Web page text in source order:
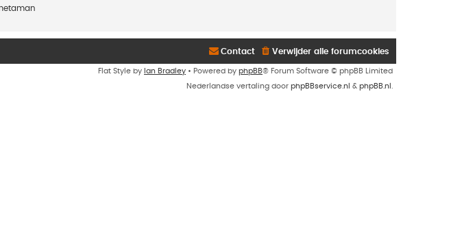
Verwijder alle forumcookies
Contact
Flat Style by Ian Bradley • Powered by phpBB® Forum Software © phpBB Limited
Nederlandse vertaling door phpBBservice.nl & phpBB.nl